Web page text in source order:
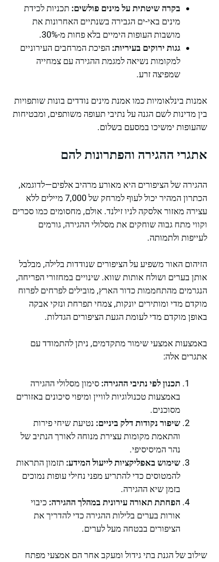
בקרה שיטתית על מינים פולשים: תכניות לכידת
מינים באי-ים הגבירה בשנתיים האחרונות את
מושבות העופות הימיים בלא פחות מ-30%.
גגות ירוקים בעיריות: הפיכת המרחבים העירוניים
למקומות נשיאה למגמת ההגירה עם צמחייה
שמפיצה זרע.
אמנות בינלאומיות כמו אמנת מינים נודדים בונות שותפויות
בין מדינות לשם הגנה על נתיבי תעופה משותפים, ומבטיחות
שהעופות ימשיכו במסעם בשלום.
אתגרי ההגירה והפתרונות להם
ההגירה של הציפורים היא מאורע מרהיב אלפים—לדוגמא,
הכתרון המהיר יכול לעוף למרחק של 7,000 מיילים ללא
עצירה מאזור אלסקה לניו זילנד. אולם, מחסומים כמו סכרים
וקווי מתח גבוה שוחקים את מסלולי ההגירה, גורמים
לעייפות ולתמותה.
הזיהום האור משפיע על הציפורים שנודדות בלילה, מבלבל
אותן בערים ושולח אותות שווא. שינויים במחזורי הפריחה,
הנגרמים מהתחממות כדור הארץ, מובילים לפרחים לפרוח
מוקדם מדי ומותירים יונקות, צמחי תפרחת ונזקי אבקה
באופן מוקדם מדי לעומת הגעת הציפורים הגדלות.
באמצעות אמצעי שימור מתקדמים, ניתן להתמודד עם
אתגרים אלה:
תכנון לפי נתיבי ההגירה: סימון מסלולי ההגירה
באמצעות טכנולוגיות לוויין ומיפוי סיכונים באזורים
מסוכנים.
שיפור נקודות דלק ביניים: נטיעת שיחי פירות
והתאמת מקומות עצירת מנוחה לאורך הנתיב של
נהר המיסיסיפי.
שימוש באפליקציות לייעול המידע: תזמון התראות
להמטוסים כדי להתריע מפני נחילי עופות נמוכים
בזמן שיא ההגירה.
הפחתת תאורה עירונית במהלך ההגירה: כיבוי
אורות בערים בלילות ההגירה כדי להדריך את
הציפורים בבטחה מעל לערים.
שילוב של הגנת בתי גידול ומעקב אחר הם אמצעי מפתח